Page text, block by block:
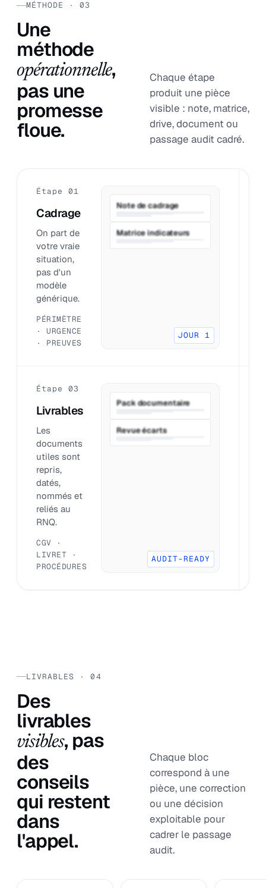
MÉTHODE · 03
Une
méthode
opérationnelle,
pas une
promesse
floue.
Chaque étape
produit une pièce
visible : note, matrice,
drive, document ou
passage audit cadré.
Étape 01
Cadrage
On part de
votre vraie
situation,
pas d'un
modèle
générique.
PÉRIMÈTRE
· URGENCE
· PREUVES
Note de cadrage
Matrice indicateurs
JOUR 1
Étape 03
Livrables
Les
documents
utiles sont
repris,
datés,
nommés et
reliés au
RNQ.
CGV ·
LIVRET ·
PROCÉDURES
Pack documentaire
Revue écarts
AUDIT-READY
LIVRABLES · 04
Des
livrables
visibles, pas
des
conseils
qui restent
dans
l'appel.
Chaque bloc
correspond à une
pièce, une correction
ou une décision
exploitable pour
cadrer le passage
audit.